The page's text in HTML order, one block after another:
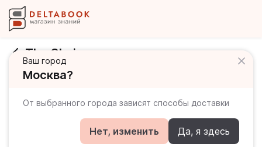
Ваш город
Москва?
От выбранного города зависят способы доставки
Нет, изменить Да, я здесь
The Choice